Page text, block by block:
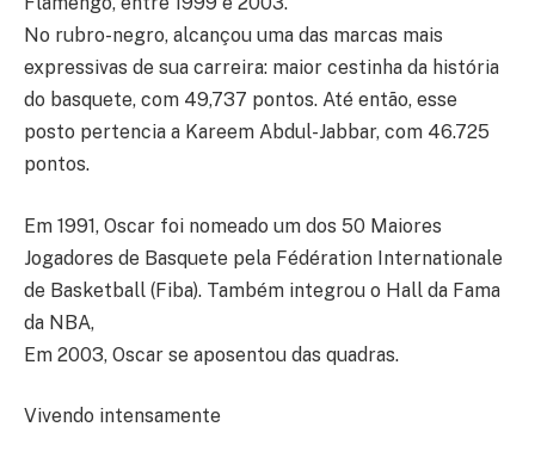
No rubro-negro, alcançou uma das marcas mais
expressivas de sua carreira: maior cestinha da história
do basquete, com 49,737 pontos. Até então, esse
posto pertencia a Kareem Abdul-Jabbar, com 46.725
pontos.
Em 1991, Oscar foi nomeado um dos 50 Maiores
Jogadores de Basquete pela Fédération Internationale
de Basketball (Fiba). Também integrou o Hall da Fama
da NBA,
Em 2003, Oscar se aposentou das quadras.
Vivendo intensamente